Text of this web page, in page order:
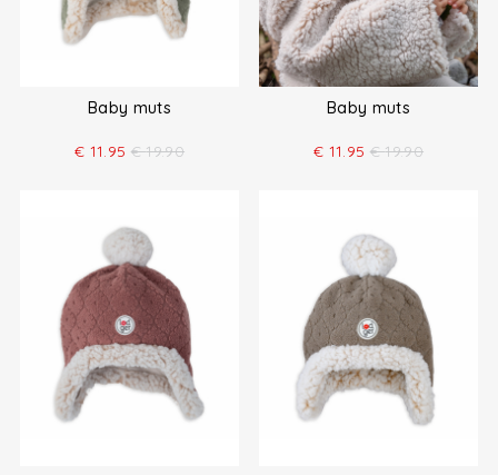
Baby muts
€ 11.95 € 19.90
Baby muts
€ 11.95 € 19.90